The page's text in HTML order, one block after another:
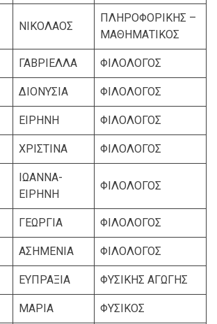
ΝΙΚΟΛΑΟΣ
ΠΛΗΡΟΦΟΡΙΚΗΣ –
ΜΑΘΗΜΑΤΙΚΟΣ
ΓΑΒΡΙΕΛΛΑ ΦΙΛΟΛΟΓΟΣ
ΔΙΟΝΥΣΙΑ ΦΙΛΟΛΟΓΟΣ
ΕΙΡΗΝΗ ΦΙΛΟΛΟΓΟΣ
ΧΡΙΣΤΙΝΑ ΦΙΛΟΛΟΓΟΣ
ΙΩΑΝΝΑ-
ΕΙΡΗΝΗ
ΦΙΛΟΛΟΓΟΣ
ΓΕΩΡΓΙΑ ΦΙΛΟΛΟΓΟΣ
ΑΣΗΜΕΝΙΑ ΦΙΛΟΛΟΓΟΣ
ΕΥΠΡΑΞΙΑ ΦΥΣΙΚΗΣ ΑΓΩΓΗΣ
ΜΑΡΙΑ ΦΥΣΙΚΟΣ